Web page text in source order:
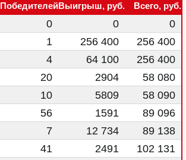
ПобедителейВыигрыш, руб. Всего, руб.
0 0
0
1 256 400
256 400
4 64 100
256 400
20 2904
58 080
10 5809
58 090
56 1591
89 096
7 12 734
89 138
41 2491
102 131